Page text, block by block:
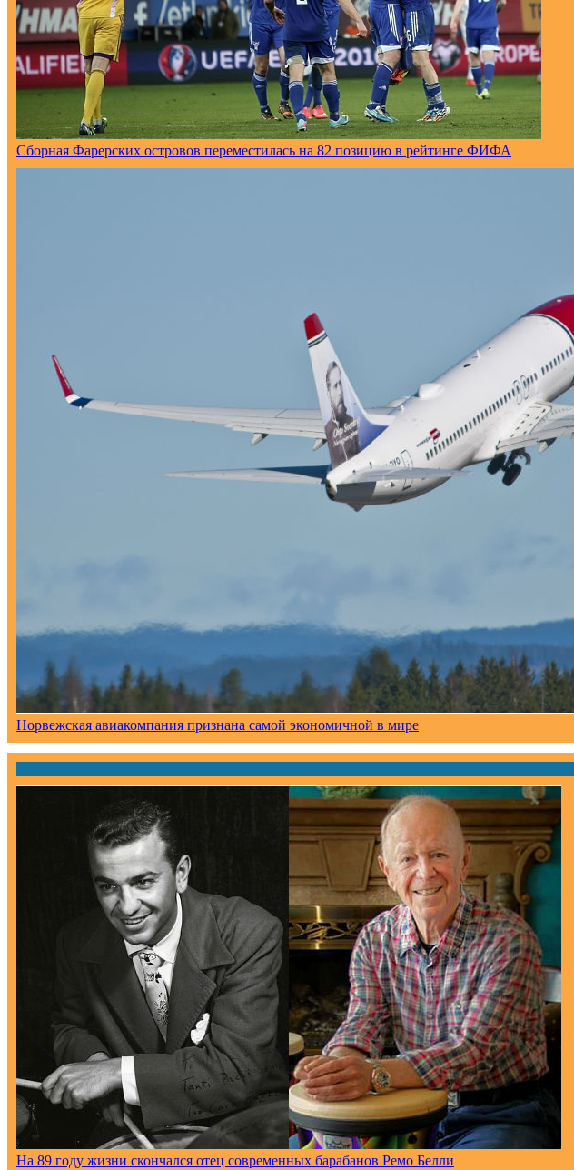
Сборная Фарерских островов переместилась на 82 позицию в рейтинге ФИФА
Норвежская авиакомпания признана самой экономичной в мире
На 89 году жизни скончался отец современных барабанов Ремо Белли